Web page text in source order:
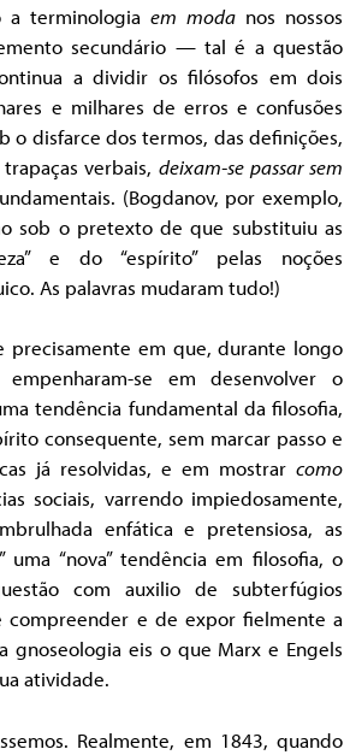
a terminologiaem modanos nossos
secundário — tal é a questão
a dividir os filósofos em dois
e milhares de erros e confusões
o disfarce dos termos, das definições,
verbais,deixam-se passar sem
(Bogdanov, por exemplo,
sob o pretexto de que substituiu as
e do “espírito” pelas noções
As palavras mudaram tudo!)
precisamente em que, durante longo
empenharam-se em desenvolver o
tendência fundamental da filosofia,
consequente, sem marcar passo e
já resolvidas, e em mostrar como
sociais, varrendo impiedosamente,
enfática e pretensiosa, as
uma “nova” tendência em filosofia, o
com auxilio de subterfúgios
compreender e de expor fielmente a
gnoseologia eis o que Marx e Engels
atividade.
Realmente, em 1843, quando